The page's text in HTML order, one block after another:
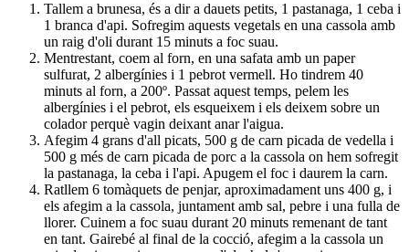
Tallem a brunesa, és a dir a dauets petits, 1 pastanaga, 1 ceba i
1 branca d'api. Sofregim aquests vegetals en una cassola amb
un raig d'oli durant 15 minuts a foc suau.
Mentrestant, coem al forn, en una safata amb un paper
sulfurat, 2 albergínies i 1 pebrot vermell. Ho tindrem 40
minuts al forn, a 200º. Passat aquest temps, pelem les
albergínies i el pebrot, els esqueixem i els deixem sobre un
colador perquè vagin deixant anar l'aigua.
Afegim 4 grans d'all picats, 500 g de carn picada de vedella i
500 g més de carn picada de porc a la cassola on hem sofregit
la pastanaga, la ceba i l'api. Apugem el foc i daurem la carn.
Ratllem 6 tomàquets de penjar, aproximadament uns 400 g, i
els afegim a la cassola, juntament amb sal, pebre i una fulla de
llorer. Cuinem a foc suau durant 20 minuts remenant de tant
en tant. Gairebé al final de la cocció, afegim a la cassola un